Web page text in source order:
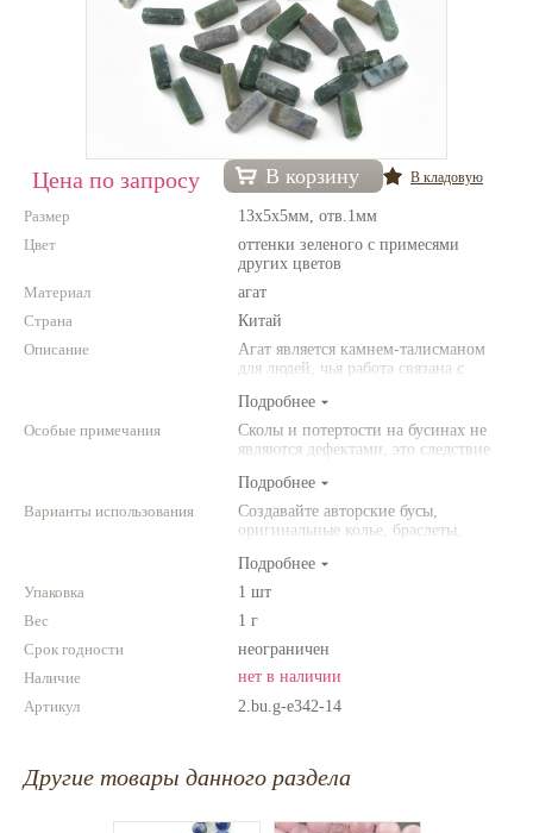
По темам и сезонам
Бисер TOHO
Нетемнеющая фурнитура
Всё для вышивки
Проволока
Натуральные камни
Каталог
Цена по запросу В корзину В кладовую
Размер
13х5х5мм, отв.1мм
Цвет
оттенки зеленого с примесями
других цветов
Материал
агат
Страна
Китай
Описание
Агат является камнем-талисманом
для людей, чья работа связана с
защищает от энергетического
"вампиризма" со стороны других
людей и способствет укреплению
Подробнее
Особые примечания
Сколы и потертости на бусинах не
являются дефектами, это следствие
природного камня. Цвет и размер
товара может отличаться от
представленных на фото.
Подробнее
Варианты использования
Создавайте авторские бусы,
оригинальные колье, браслеты,
Комбинируйте различные цвета и
размеры. Фантазируйте!
Подробнее
Упаковка
1 шт
Вес
1 г
Срок годности
неограничен
Наличие
нет в наличии
Артикул
2.bu.g-e342-14
Другие товары данного раздела